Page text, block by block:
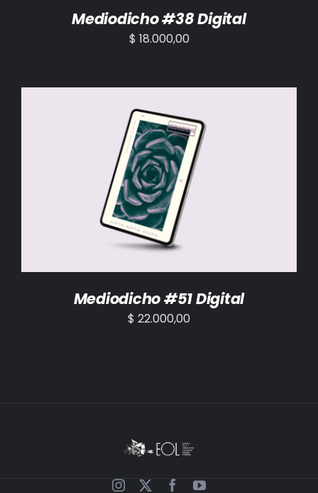
Mediodicho #38 Digital
$ 18.000,00
AÑADIR AL CARRITO /
Mediodicho #51 Digital
$ 22.000,00